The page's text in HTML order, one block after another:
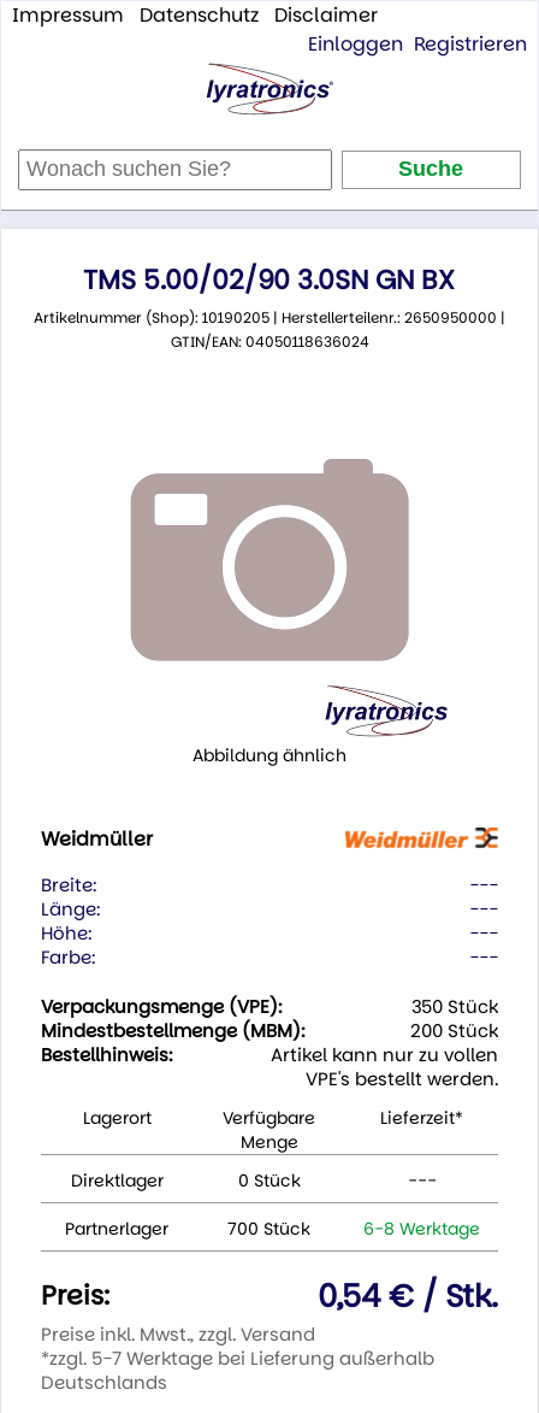
Impressum Datenschutz
Disclaimer
Einloggen Registrieren
TMS 5.00/02/90 3.0SN GN BX
Artikelnummer (Shop): 10190205 | Herstellerteilenr.: 2650950000 |
GTIN/EAN: 04050118636024
Abbildung ähnlich
Weidmüller
Breite:
---
Länge:
---
Höhe:
---
Farbe:
---
Verpackungsmenge (VPE):
350 Stück
Mindestbestellmenge (MBM):
200 Stück
Bestellhinweis:
Artikel kann nur zu vollen
VPE's bestellt werden.
Lagerort
Verfügbare
Menge
Lieferzeit*
Direktlager 0 Stück ---
Partnerlager 700 Stück 6-8 Werktage
Preis: 0,54 € / Stk.
Preise inkl. Mwst., zzgl. Versand
*zzgl. 5-7 Werktage bei Lieferung außerhalb
Deutschlands